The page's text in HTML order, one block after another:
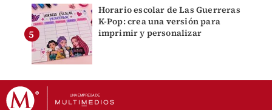
Horario escolar de Las Guerreras
K-Pop: crea una versión para
imprimir y personalizar